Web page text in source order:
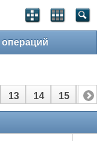
рекламы
13 14 15 16